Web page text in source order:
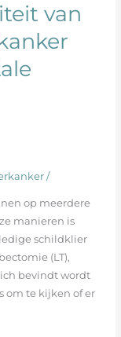
van
/
op meerdere
manieren is
schildklier
(LT),
bevindt wordt
om te kijken of er